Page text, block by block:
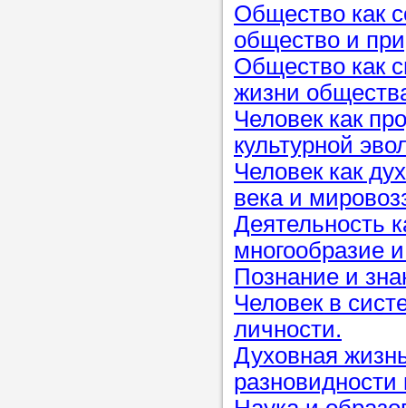
Совет 1.
упростить
достаточно
нам, и
репетитора,
максимально
ваши
Мы
Общество как
общество и
Общество как
жизни
Человек как
культурной
Человек как
века и
Деятельность
многообразие
Познание и
Человек в
личности.
Духовная
разновидности